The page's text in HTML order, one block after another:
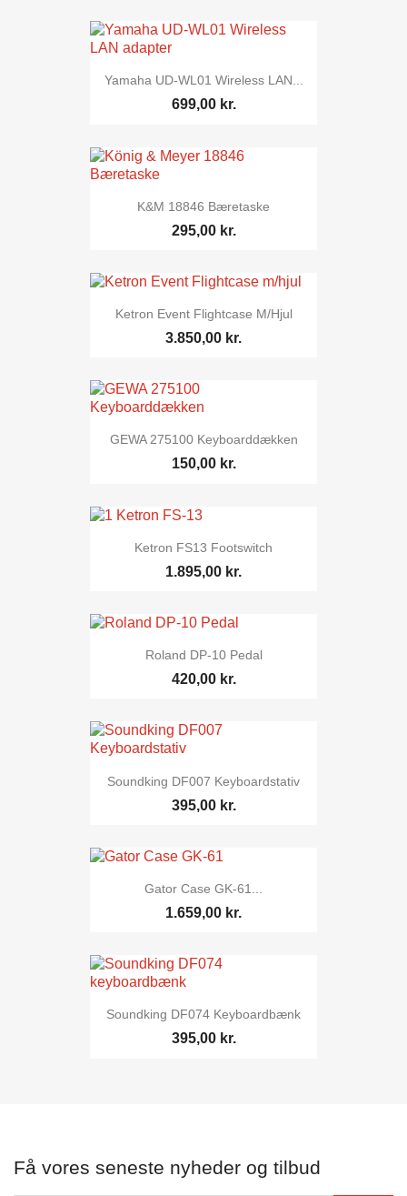
Yamaha UD-WL01 Wireless LAN...
699,00 kr.
K&M 18846 Bæretaske
295,00 kr.
Ketron Event Flightcase M/hjul
3.850,00 kr.
GEWA 275100 Keyboarddækken
150,00 kr.
Ketron FS13 Footswitch
1.895,00 kr.
Roland DP-10 Pedal
420,00 kr.
Soundking DF007 Keyboardstativ
395,00 kr.
Gator Case GK-61...
1.659,00 kr.
Soundking DF074 Keyboardbænk
395,00 kr.
Få vores seneste nyheder og tilbud